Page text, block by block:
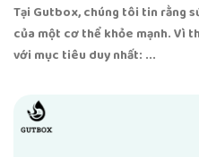
Tại Gutbox, chúng tôi tin rằng
của một cơ thể khỏe mạnh. Vì
với mục tiêu duy nhất: ...